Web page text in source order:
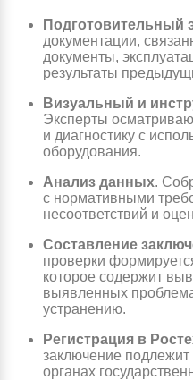
Подготовительный
документации,
документы,
результаты
Визуальный и
Эксперты
и диагностику с
оборудования.
Анализ данных.
с нормативными
несоответствий и
Составление
проверки
которое содержит
выявленных
устранению.
Регистрация в
заключение
органах